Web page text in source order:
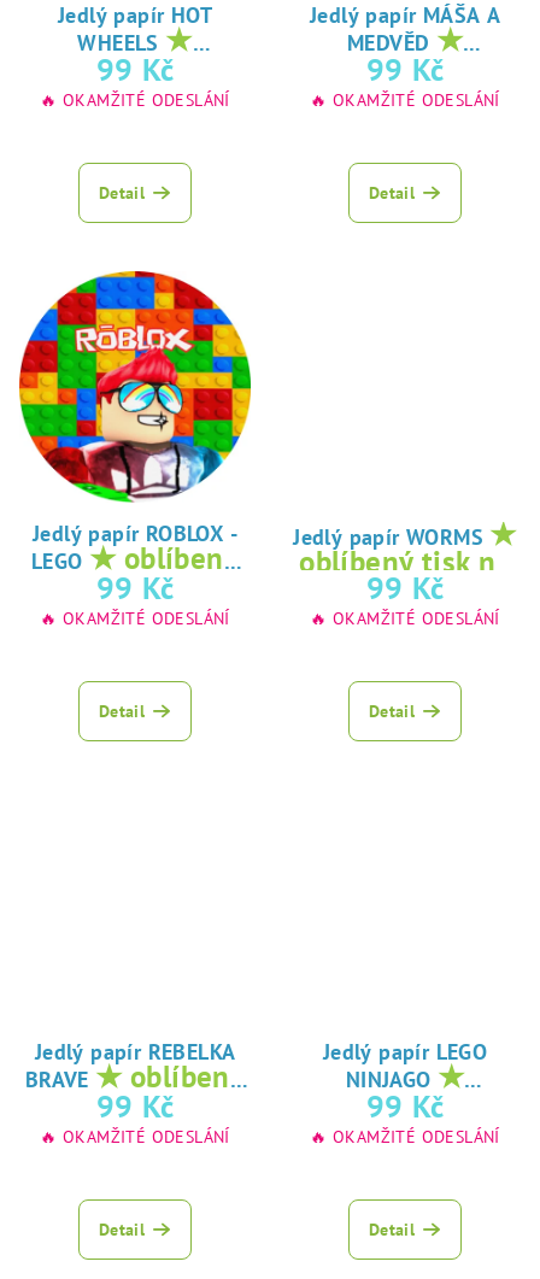
Jedlý papír HOT
WHEELS ★
oblíbený tisk na
jedlý papír
99 Kč
🔥 OKAMŽITÉ ODESLÁNÍ
Detail
Jedlý papír MÁŠA A
MEDVĚD ★
oblíbený tisk na
jedlý papír
99 Kč
🔥 OKAMŽITÉ ODESLÁNÍ
Detail
Jedlý papír ROBLOX -
LEGO ★ oblíbený
tisk na jedlý
papír
99 Kč
🔥 OKAMŽITÉ ODESLÁNÍ
Detail
Jedlý papír WORMS ★
oblíbený tisk na
jedlý papír
99 Kč
🔥 OKAMŽITÉ ODESLÁNÍ
Detail
Jedlý papír REBELKA
BRAVE ★ oblíbený
tisk na jedlý
papír
99 Kč
🔥 OKAMŽITÉ ODESLÁNÍ
Detail
Jedlý papír LEGO
NINJAGO ★
oblíbený tisk na
jedlý papír
99 Kč
🔥 OKAMŽITÉ ODESLÁNÍ
Detail